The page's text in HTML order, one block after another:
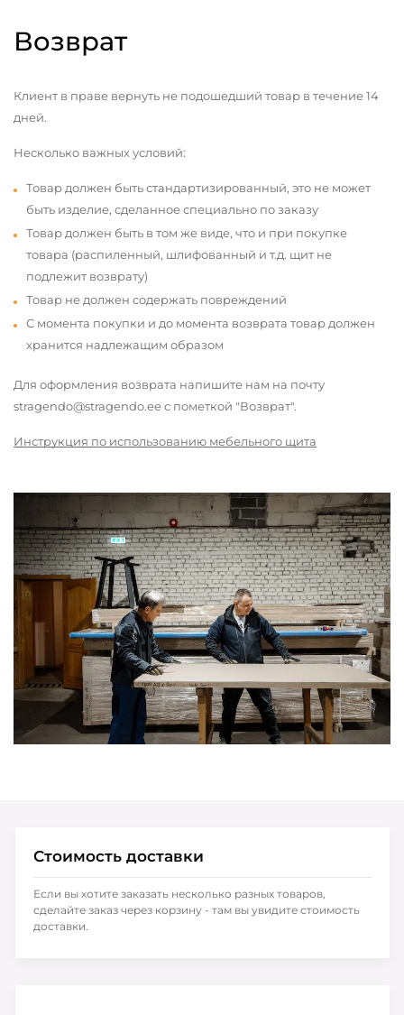
Возврат
Клиент в праве вернуть не подошедший товар в течение 14
дней.
Несколько важных условий:
Товар должен быть стандартизированный, это не может
быть изделие, сделанное специально по заказу
Товар должен быть в том же виде, что и при покупке
товара (распиленный, шлифованный и т.д. щит не
подлежит возврату)
Товар не должен содержать повреждений
С момента покупки и до момента возврата товар должен
хранится надлежащим образом
Для оформления возврата напишите нам на почту
stragendo@stragendo.ee с пометкой "Возврат".
Инструкция по использованию мебельного щита
Стоимость доставки
Если вы хотите заказать несколько разных товаров,
сделайте заказ через корзину - там вы увидите стоимость
доставки.